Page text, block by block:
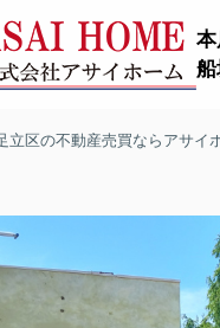
本
立区の不動産売買ならアサイ